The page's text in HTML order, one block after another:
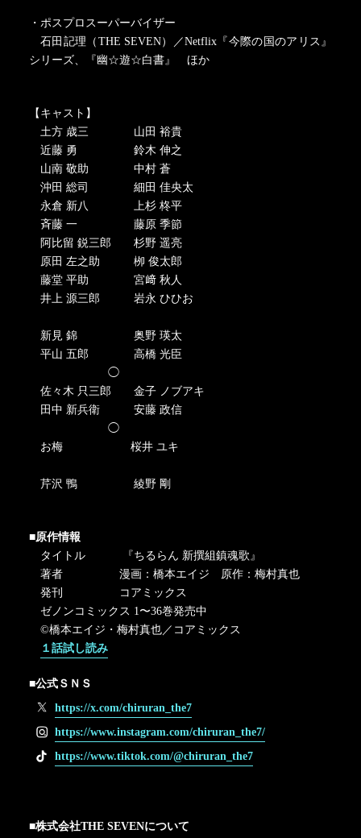
・ポスプロスーパーバイザー
石田記理（THE SEVEN）／Netflix『今際の国のアリス』
シリーズ、『幽☆遊☆白書』 ほか
【キャスト】
土方 歳三 山田 裕貴
近藤 勇 鈴木 伸之
山南 敬助 中村 蒼
沖田 総司 細田 佳央太
永倉 新八 上杉 柊平
斉藤 一 藤原 季節
阿比留 鋭三郎 杉野 遥亮
原田 左之助 栁 俊太郎
藤堂 平助 宮﨑 秋人
井上 源三郎 岩永 ひひお
新見 錦 奥野 瑛太
平山 五郎 高橋 光臣
◯
佐々木 只三郎 金子 ノブアキ
田中 新兵衛 安藤 政信
◯
お梅 桜井 ユキ
芹沢 鴨 綾野 剛
■原作情報
タイトル 『ちるらん 新撰組鎮魂歌』
著者 漫画：橋本エイジ 原作：梅村真也
発刊 コアミックス
ゼノンコミックス 1〜36巻発売中
©橋本エイジ・梅村真也／コアミックス
１話試し読み
■公式ＳＮＳ
https://x.com/chiruran_the7
https://www.instagram.com/chiruran_the7/
https://www.tiktok.com/@chiruran_the7
■株式会社THE SEVENについて